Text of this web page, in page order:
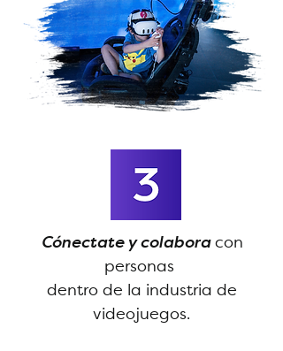
Cónectate y colaboracon
personas
dentro de la industria de
videojuegos.